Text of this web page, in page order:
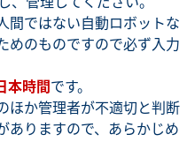
間ではない自動ロボットな
めのものですので必ず入力
本時間です。
ほか管理者が不適切と判断
ありますので、あらかじめ